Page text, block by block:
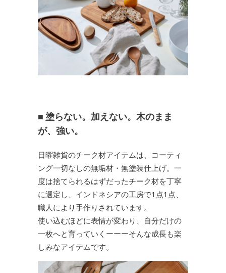
■ 塗らない。加えない。木のまま
が、強い。
日曜雑貨のチーク材アイテムは、コーティ
ング一切なしの無垢材・無塗装仕上げ。一
度は捨てられるはずだったチーク材を丁寧
に選定し、インドネシアの工房で1点1点、
職人により手作りされています。
使い込むほどに表情が変わり、自分だけの
一枚へと育っていくーーーそんな成長も楽
しみなアイテムです。